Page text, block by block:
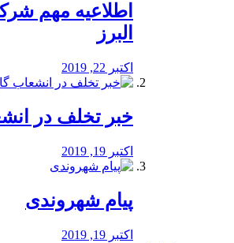
️اطلاعیه مهم
البرز
اکتبر 22, 2019
خبر تخلف در
اکتبر 19, 2019
پیام شهروندی
اکتبر 19, 2019